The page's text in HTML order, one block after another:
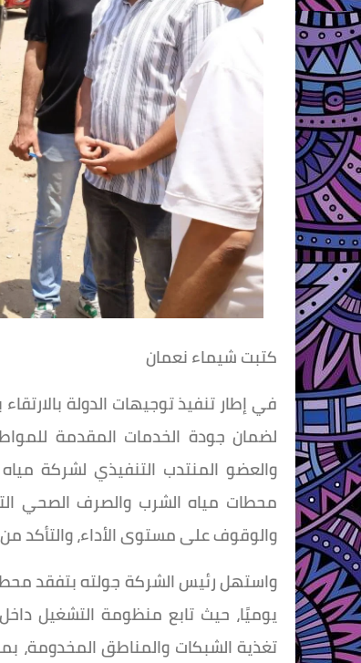
كتبت شيماء نعمان
في إطار تنفيذ توجيهات الدولة
لضمان جودة الخدمات المقدمة
والعضو المنتدب التنفيذي لشركة
محطات مياه الشرب والصرف الصحي
والوقوف على مستوى الأداء، والتأكد
يوميًا، حيث تابع منظومة التشغيل
تغذية الشبكات والمناطق المخدومة،